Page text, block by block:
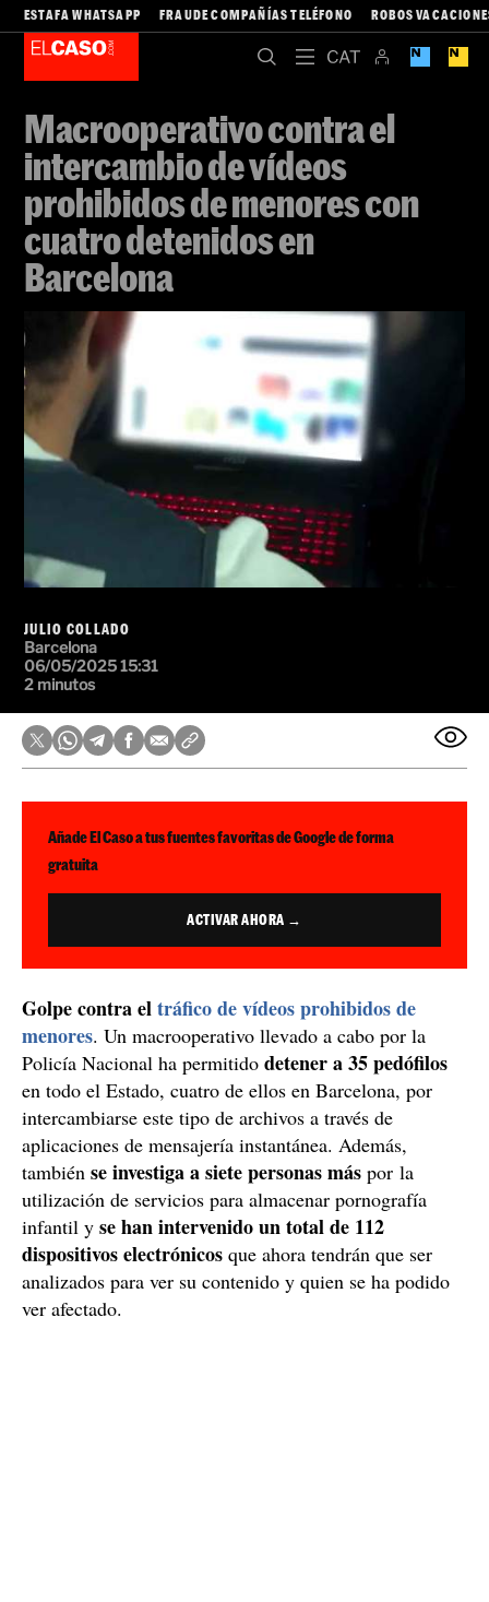
ESTAFA WHATSAPP FRAUDE COMPAÑÍAS TELÉFONO ROBOS
Macrooperativo contra el
intercambio de vídeos
prohibidos de menores con
cuatro detenidos en
Barcelona
JULIO COLLADO
Barcelona
06/05/2025 15:31
2 minutos
Añade El Caso a tus fuentes favoritas de Google de forma
gratuita
ACTIVAR AHORA →
Golpe contra eltráfico de vídeos prohibidos de
menores. Un macrooperativo llevado a cabo por la
Policía Nacional ha permitido detener a 35 pedófilos
en todo el Estado, cuatro de ellos en Barcelona, por
intercambiarse este tipo de archivos a través de
aplicaciones de mensajería instantánea. Además,
también se investiga a siete personas más por la
utilización de servicios para almacenar pornografía
infantil y se han intervenido un total de 112
dispositivos electrónicos que ahora tendrán que ser
analizados para ver su contenido y quien se ha podido
ver afectado.